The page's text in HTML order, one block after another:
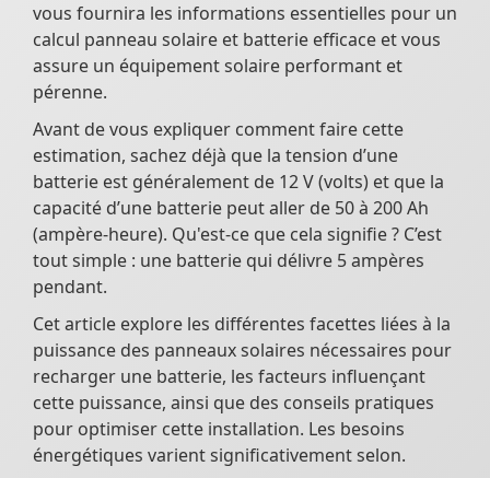
vous fournira les informations essentielles pour un
calcul panneau solaire et batterie efficace et vous
assure un équipement solaire performant et
pérenne.
Avant de vous expliquer comment faire cette
estimation, sachez déjà que la tension d’une
batterie est généralement de 12 V (volts) et que la
capacité d’une batterie peut aller de 50 à 200 Ah
(ampère-heure). Qu'est-ce que cela signifie ? C’est
tout simple : une batterie qui délivre 5 ampères
pendant.
Cet article explore les différentes facettes liées à la
puissance des panneaux solaires nécessaires pour
recharger une batterie, les facteurs influençant
cette puissance, ainsi que des conseils pratiques
pour optimiser cette installation. Les besoins
énergétiques varient significativement selon.